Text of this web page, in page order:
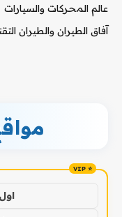
عالم المحركات والسيارات
آفاق الطيران والطيران